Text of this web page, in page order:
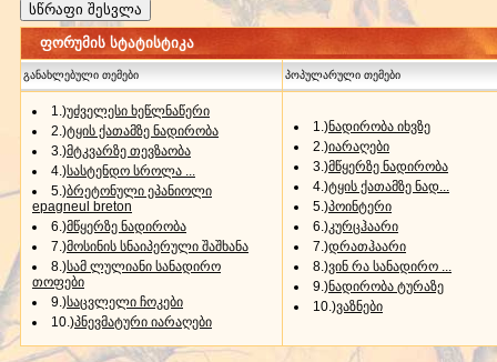
ფორუმის სტატისტიკა
განახლებული თემები პოპულარული თემები
1.)უძველესი ხეწლნაწერი
2.)ტყის ქათამზე ნადირობა
3.)მტკვარზე თევზაობა
4.)სასტენდო სროლა ...
5.)ბრეტონული ეპანიოლი
epagneul breton
6.)მწყერზე ნადირობა
7.)მოსინის სნაიპერული შაშხანა
8.)სამ ლულიანი სანადირო
თოფები
9.)საცვლელი ჩოკები
10.)პნევმატური იარაღები
1.)ნადირობა იხვზე
2.)იარაღები
3.)მწყერზე ნადირობა
4.)ტყის ქათამზე ნად...
5.)პოინტერი
6.)კურცჰაარი
7.)დრათჰაარი
8.)ვინ რა სანადირო ...
9.)ნადირობა ტურაზე
10.)ვაზნები